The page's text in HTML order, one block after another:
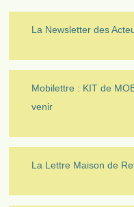
La Newsletter des
Mobilettre : KIT de
venir
La Lettre Maison de